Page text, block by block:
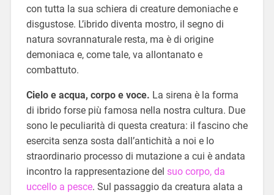
con tutta la sua schiera di creature demoniache e
disgustose. L’ibrido diventa mostro, il segno di
natura sovrannaturale resta, ma è di origine
demoniaca e, come tale, va allontanato e
combattuto.
Cielo e acqua, corpo e voce. La sirena è la forma
di ibrido forse più famosa nella nostra cultura. Due
sono le peculiarità di questa creatura: il fascino che
esercita senza sosta dall’antichità a noi e lo
straordinario processo di mutazione a cui è andata
incontro la rappresentazione del suo corpo, da
uccello a pesce. Sul passaggio da creatura alata a